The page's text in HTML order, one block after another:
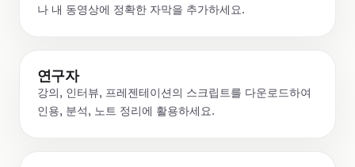
나 내 동영상에 정확한 자막을 추가하세요.
연구자
강의, 인터뷰, 프레젠테이션의 스크립트를 다운로드하여
인용, 분석, 노트 정리에 활용하세요.